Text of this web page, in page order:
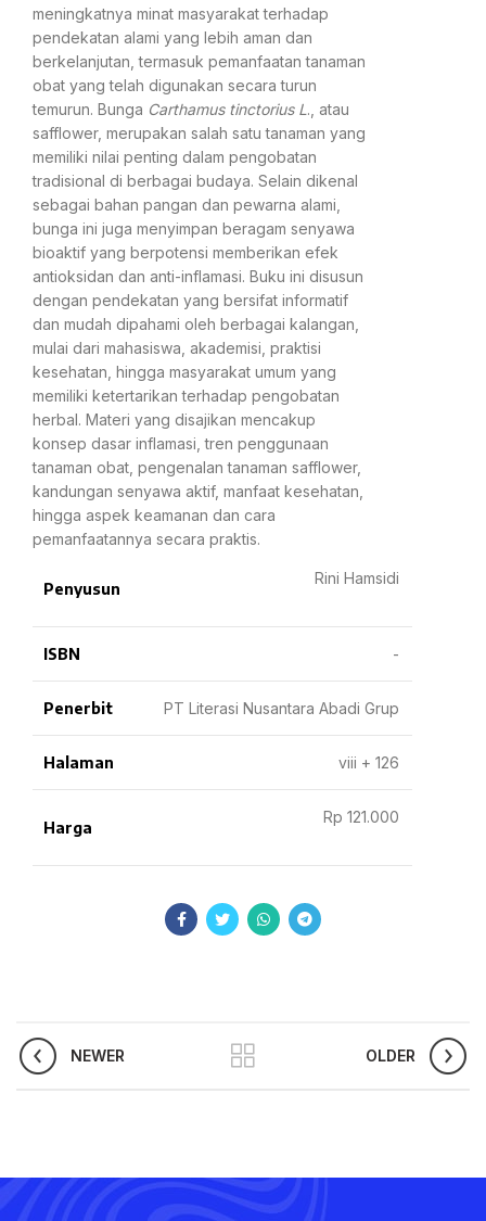
meningkatnya minat masyarakat terhadap
pendekatan alami yang lebih aman dan
berkelanjutan, termasuk pemanfaatan tanaman
obat yang telah digunakan secara turun
temurun. Bunga Carthamus tinctorius L ., atau
safflower, merupakan salah satu tanaman yang
memiliki nilai penting dalam pengobatan
tradisional di berbagai budaya. Selain dikenal
sebagai bahan pangan dan pewarna alami,
bunga ini juga menyimpan beragam senyawa
bioaktif yang berpotensi memberikan efek
antioksidan dan anti-inflamasi. Buku ini disusun
dengan pendekatan yang bersifat informatif
dan mudah dipahami oleh berbagai kalangan,
mulai dari mahasiswa, akademisi, praktisi
kesehatan, hingga masyarakat umum yang
memiliki ketertarikan terhadap pengobatan
herbal. Materi yang disajikan mencakup
konsep dasar inflamasi, tren penggunaan
tanaman obat, pengenalan tanaman safflower,
kandungan senyawa aktif, manfaat kesehatan,
hingga aspek keamanan dan cara
pemanfaatannya secara praktis.
Penyusun
Rini Hamsidi
ISBN -
Penerbit PT Literasi Nusantara Abadi Grup
Halaman viii + 126
Harga
Rp 121.000
NEWER OLDER